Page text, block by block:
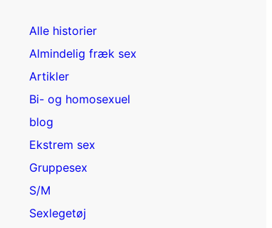
Alle historier
Almindelig fræk sex
Artikler
Bi- og homosexuel
blog
Ekstrem sex
Gruppesex
S/M
Sexlegetøj